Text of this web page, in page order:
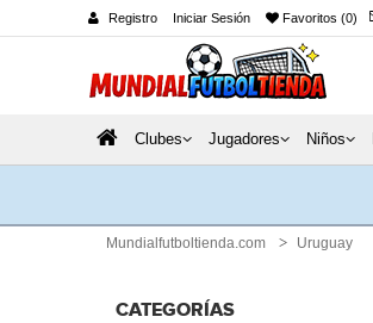
Registro Iniciar Sesión Favoritos (0)
Clubes Jugadores Niños
Mundialfutboltienda.com Uruguay
CATEGORÍAS